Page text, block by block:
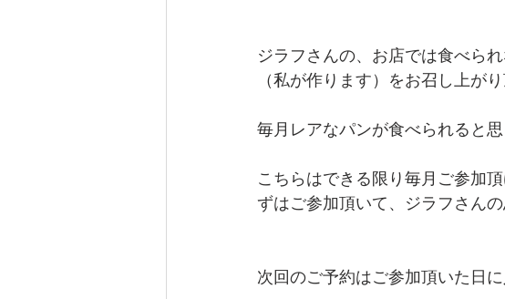
ジラフさんの、お店では食べら
（私が作ります）をお召し上が
毎月レアなパンが食べられると
こちらはできる限り毎月ご参加
ずはご参加頂いて、ジラフさん
次回のご予約はご参加頂いた日